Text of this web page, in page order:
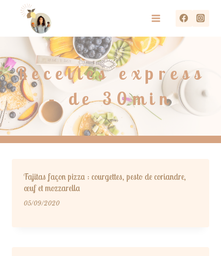
contenu
Recettes express
– de 30min
Fajitas façon pizza : courgettes, pesto de coriandre,
œuf et mozzarella
05/09/2020